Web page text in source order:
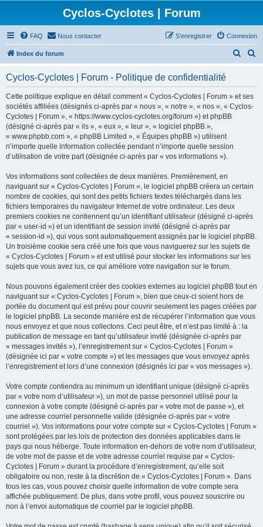
Cyclos-Cyclotes | Forum
FAQ Nous contacter Connexion
S’enregistrer
Index du forum
h
e
Cyclos-Cyclotes | Forum - Politique de confidentialité
Cette politique explique en détail comment « Cyclos-Cyclotes | Forum » et ses
sociétés affiliées (désignés ci-après par « nous », « notre », « nos », « Cyclos-
Cyclotes | Forum », « https://www.cyclos-cyclotes.org/forum ») et phpBB
(désigné ci-après par « ils », « eux », « leur », « logiciel phpBB »,
« www.phpbb.com », « phpBB Limited », « Équipes phpBB ») utilisent
n’importe quelle information collectée pendant n’importe quelle session
d’utilisation de votre part (désignée ci-après par « vos informations »).
Vos informations sont collectées de deux manières. Premièrement, en
naviguant sur « Cyclos-Cyclotes | Forum », le logiciel phpBB créera un certain
nombre de cookies, qui sont des petits fichiers textes téléchargés dans les
fichiers temporaires du navigateur Internet de votre ordinateur. Les deux
premiers cookies ne contiennent qu’un identifiant utilisateur (désigné ci-après
par « user-id ») et un identifiant de session invité (désigné ci-après par
« session-id »), qui vous sont automatiquement assignés par le logiciel phpBB.
Un troisième cookie sera créé une fois que vous naviguerez sur les sujets de
« Cyclos-Cyclotes | Forum » et est utilisé pour stocker les informations sur les
sujets que vous avez lus, ce qui améliore votre navigation sur le forum.
Nous pouvons également créer des cookies externes au logiciel phpBB tout en
naviguant sur « Cyclos-Cyclotes | Forum », bien que ceux-ci soient hors de
portée du document qui est prévu pour couvrir seulement les pages créées par
le logiciel phpBB. La seconde manière est de récupérer l’information que vous
nous envoyez et que nous collectons. Ceci peut être, et n’est pas limité à : la
publication de message en tant qu’utilisateur invité (désignée ci-après par
« messages invités »), l’enregistrement sur « Cyclos-Cyclotes | Forum »
(désignée ici par « votre compte ») et les messages que vous envoyez après
l’enregistrement et lors d’une connexion (désignés ici par « vos messages »).
Votre compte contiendra au minimum un identifiant unique (désigné ci-après
par « votre nom d’utilisateur »), un mot de passe personnel utilisé pour la
connexion à votre compte (désigné ci-après par « votre mot de passe »), et
une adresse courriel personnelle valide (désignée ci-après par « votre
courriel »). Vos informations pour votre compte sur « Cyclos-Cyclotes | Forum »
sont protégées par les lois de protection des données applicables dans le
pays qui nous héberge. Toute information en-dehors de votre nom d’utilisateur,
de votre mot de passe et de votre adresse courriel requise par « Cyclos-
Cyclotes | Forum » durant la procédure d’enregistrement, qu’elle soit
obligatoire ou non, reste à la discrétion de « Cyclos-Cyclotes | Forum ». Dans
tous les cas, vous pouvez choisir quelle information de votre compte sera
affichée publiquement. De plus, dans votre profil, vous pouvez souscrire ou
non à l’envoi automatique de courriel par le logiciel phpBB.